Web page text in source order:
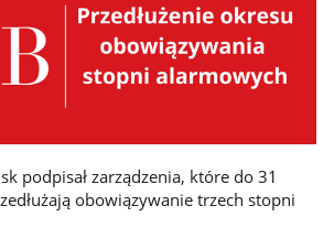
podpisał zarządzenia, które do 31
obowiązywanie trzech stopni